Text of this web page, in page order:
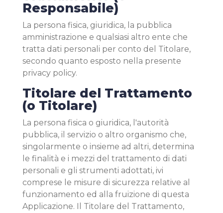
Responsabile)
La persona fisica, giuridica, la pubblica
amministrazione e qualsiasi altro ente che
tratta dati personali per conto del Titolare,
secondo quanto esposto nella presente
privacy policy.
Titolare del Trattamento
(o Titolare)
La persona fisica o giuridica, l'autorità
pubblica, il servizio o altro organismo che,
singolarmente o insieme ad altri, determina
le finalità e i mezzi del trattamento di dati
personali e gli strumenti adottati, ivi
comprese le misure di sicurezza relative al
funzionamento ed alla fruizione di questa
Applicazione. Il Titolare del Trattamento,